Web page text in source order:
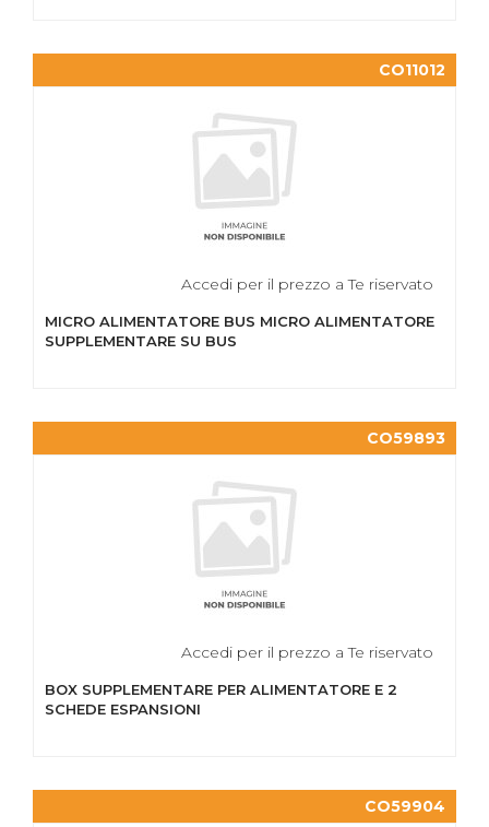
CO11012
Accedi per il prezzo a Te riservato
MICRO ALIMENTATORE BUS MICRO ALIMENTATORE
SUPPLEMENTARE SU BUS
CO59893
Accedi per il prezzo a Te riservato
BOX SUPPLEMENTARE PER ALIMENTATORE E 2
SCHEDE ESPANSIONI
CO59904